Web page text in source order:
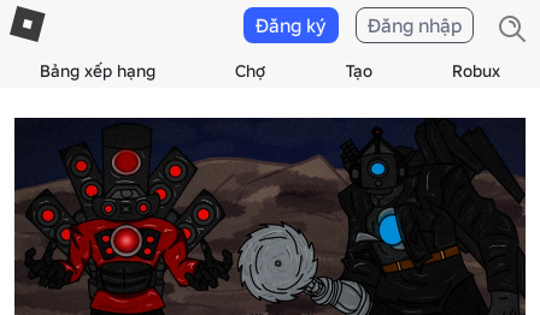
Bảng xếp hạng Chợ Tạo Robux
Đăng ký Đăng nhập